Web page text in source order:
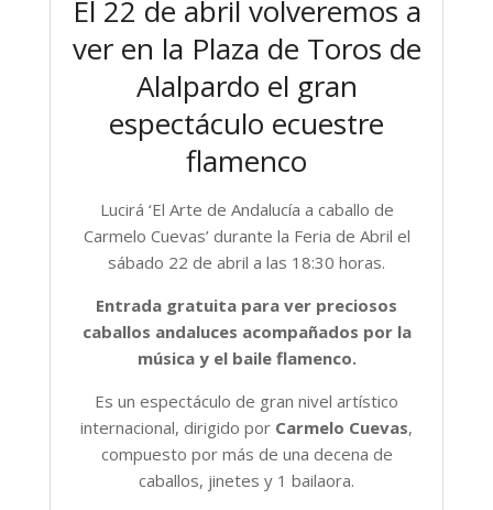
El 22 de abril volveremos a
ver en la Plaza de Toros de
Alalpardo el gran
espectáculo ecuestre
flamenco
Lucirá ‘El Arte de Andalucía a caballo de
Carmelo Cuevas’ durante la Feria de Abril el
sábado 22 de abril a las 18:30 horas.
Entrada gratuita para ver preciosos
caballos andaluces acompañados por la
música y el baile flamenco.
Es un espectáculo de gran nivel artístico
internacional, dirigido por Carmelo Cuevas,
compuesto por más de una decena de
caballos, jinetes y 1 bailaora.